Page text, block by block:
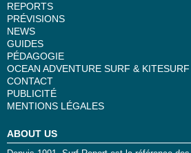
REPORTS
PRÉVISIONS
NEWS
GUIDES
PÉDAGOGIE
OCEAN ADVENTURE SURF &
CONTACT
PUBLICITÉ
MENTIONS LÉGALES
ABOUT US